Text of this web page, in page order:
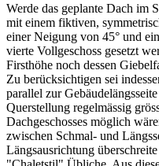
Werde das geplante Dach im
mit einem fiktiven,
einer Neigung von 45° und
vierte Vollgeschoss gesetzt
Firsthöhe noch dessen
Zu berücksichtigen sei
parallel zur
Querstellung regelmässig
Dachgeschosses möglich
zwischen Schmal- und
Längsausrichtung